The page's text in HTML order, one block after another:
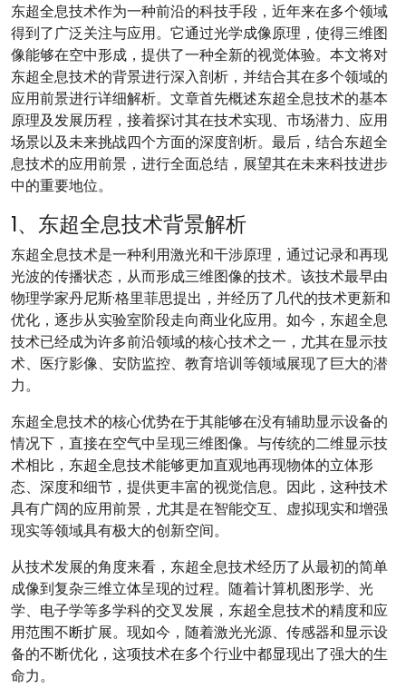
东超全息技术作为一种前沿的科技手段，近年来在多个领域
得到了广泛关注与应用。它通过光学成像原理，使得三维图
像能够在空中形成，提供了一种全新的视觉体验。本文将对
东超全息技术的背景进行深入剖析，并结合其在多个领域的
应用前景进行详细解析。文章首先概述东超全息技术的基本
原理及发展历程，接着探讨其在技术实现、市场潜力、应用
场景以及未来挑战四个方面的深度剖析。最后，结合东超全
息技术的应用前景，进行全面总结，展望其在未来科技进步
中的重要地位。
1、东超全息技术背景解析
东超全息技术是一种利用激光和干涉原理，通过记录和再现
光波的传播状态，从而形成三维图像的技术。该技术最早由
物理学家丹尼斯·格里菲思提出，并经历了几代的技术更新和
优化，逐步从实验室阶段走向商业化应用。如今，东超全息
技术已经成为许多前沿领域的核心技术之一，尤其在显示技
术、医疗影像、安防监控、教育培训等领域展现了巨大的潜
力。
东超全息技术的核心优势在于其能够在没有辅助显示设备的
情况下，直接在空气中呈现三维图像。与传统的二维显示技
术相比，东超全息技术能够更加直观地再现物体的立体形
态、深度和细节，提供更丰富的视觉信息。因此，这种技术
具有广阔的应用前景，尤其是在智能交互、虚拟现实和增强
现实等领域具有极大的创新空间。
从技术发展的角度来看，东超全息技术经历了从最初的简单
成像到复杂三维立体呈现的过程。随着计算机图形学、光
学、电子学等多学科的交叉发展，东超全息技术的精度和应
用范围不断扩展。现如今，随着激光光源、传感器和显示设
备的不断优化，这项技术在多个行业中都显现出了强大的生
命力。